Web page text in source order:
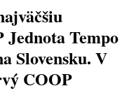
Tempo
Slovensku. V
COOP